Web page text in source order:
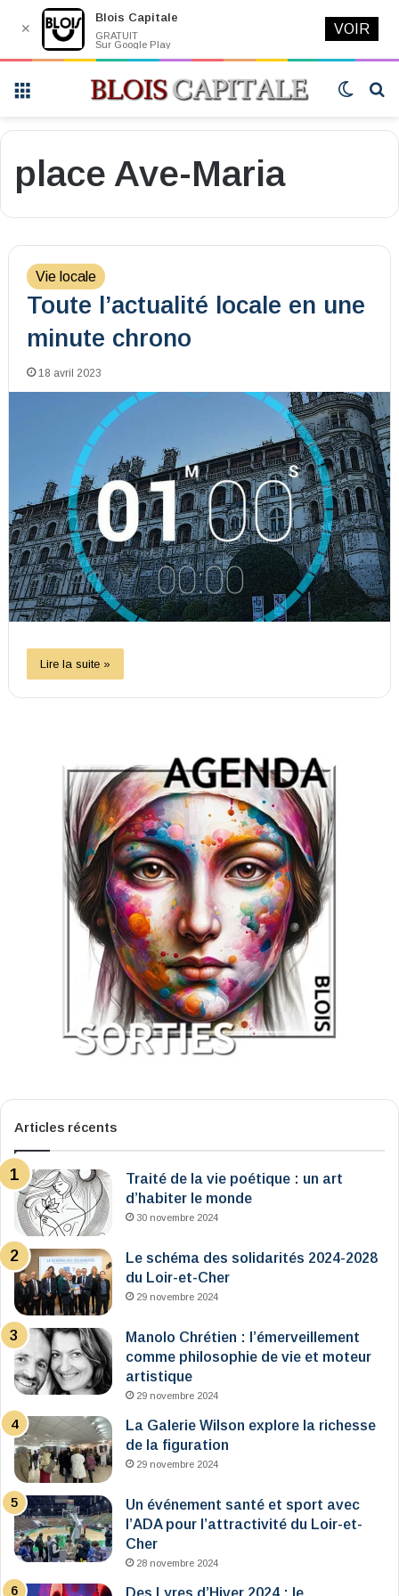
Switch
place Ave-Maria
Vie locale
Toute l’actualité locale en une
minute chrono
18 avril 2023
Lire la suite »
Articles récents
Traité de la vie poétique : un art
d’habiter le monde
30 novembre 2024
Le schéma des solidarités 2024-2028
du Loir-et-Cher
29 novembre 2024
Manolo Chrétien : l’émerveillement
comme philosophie de vie et moteur
artistique
29 novembre 2024
La Galerie Wilson explore la richesse
de la figuration
29 novembre 2024
Un événement santé et sport avec
l’ADA pour l’attractivité du Loir-et-
Cher
28 novembre 2024
Des Lyres d’Hiver 2024 : le
✕
Blois Capitale
GRATUIT
Sur Google Play
VOIR